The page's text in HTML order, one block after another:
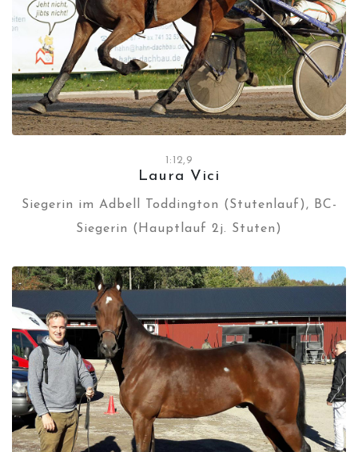
1:12,9
Laura Vici
Siegerin im Adbell Toddington (Stutenlauf), BC-
Siegerin (Hauptlauf 2j. Stuten)